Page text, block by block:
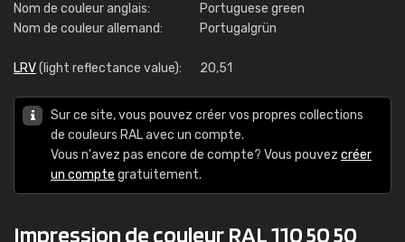
Nom de couleur anglais:
Portuguese green
Nom de couleur allemand:
Portugalgrün
LRV(light reflectance value): 20,51
Sur ce site, vous pouvez créer vos propres collections
de couleurs RAL avec un compte.
Vous n'avez pas encore de compte? Vous pouvez créer
un compte gratuitement.
Impression de couleur RAL 110 50 50